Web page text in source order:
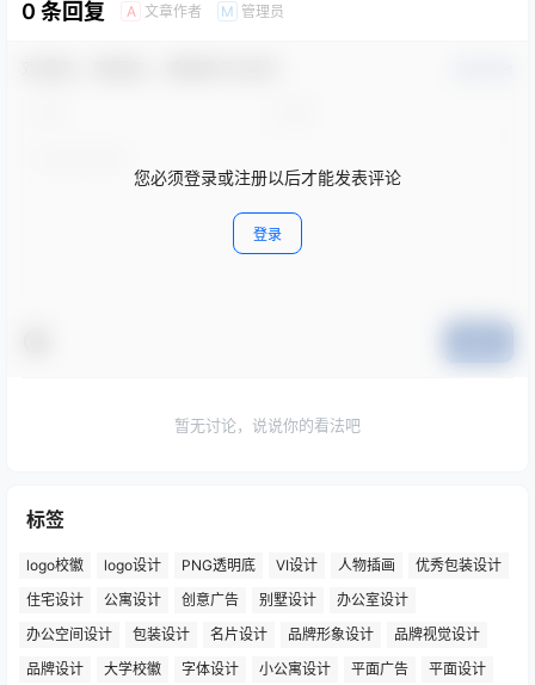
0 条回复 A 文章作者 M 管理员
您必须登录或注册以后才能发表评论
登录
暂无讨论，说说你的看法吧
标签
logo校徽 logo设计 PNG透明底 VI设计 人物插画
优秀包装设计
住宅设计
公寓设计 创意广告 别墅设计
办公室设计
办公空间设计
包装设计 名片设计 品牌形象设计
品牌视觉设计
品牌设计
大学校徽 字体设计 小公寓设计 平面广告 平面设计